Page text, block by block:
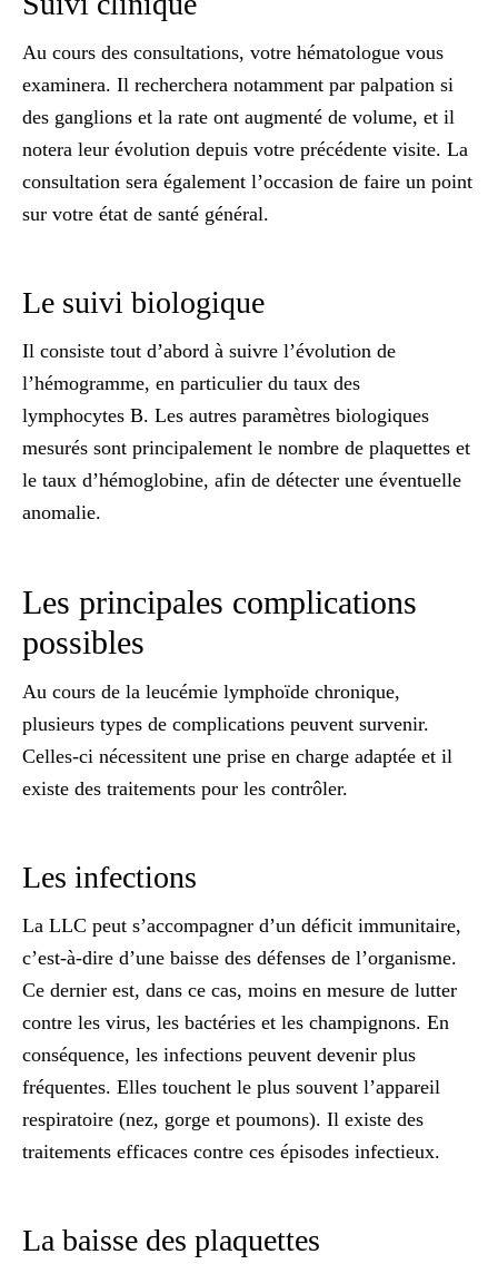
Au cours des consultations, votre hématologue vous
examinera. Il recherchera notamment par palpation si
des ganglions et la rate ont augmenté de volume, et il
notera leur évolution depuis votre précédente visite. La
consultation sera également l’occasion de faire un point
sur votre état de santé général.
Le suivi biologique
Il consiste tout d’abord à suivre l’évolution de
l’hémogramme, en particulier du taux des
lymphocytes B. Les autres paramètres biologiques
mesurés sont principalement le nombre de plaquettes et
le taux d’hémoglobine, afin de détecter une éventuelle
anomalie.
Les principales complications
possibles
Au cours de la leucémie lymphoïde chronique,
plusieurs types de complications peuvent survenir.
Celles-ci nécessitent une prise en charge adaptée et il
existe des traitements pour les contrôler.
Les infections
La LLC peut s’accompagner d’un déficit immunitaire,
c’est-à-dire d’une baisse des défenses de l’organisme.
Ce dernier est, dans ce cas, moins en mesure de lutter
contre les virus, les bactéries et les champignons. En
conséquence, les infections peuvent devenir plus
fréquentes. Elles touchent le plus souvent l’appareil
respiratoire (nez, gorge et poumons). Il existe des
traitements efficaces contre ces épisodes infectieux.
La baisse des plaquettes